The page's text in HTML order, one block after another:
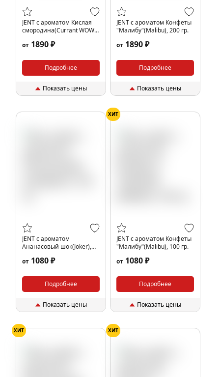
JENT с ароматом Кислая
смородина(Currant WOW),
от 1890 ₽
Подробнее
Показать цены
JENT с ароматом Конфеты
"Малибу"(Malibu), 200 гр.
от 1890 ₽
Подробнее
Показать цены
JENT с ароматом
Ананасовый шок(Joker),
от 1080 ₽
Подробнее
Показать цены
ХИТ
JENT с ароматом Конфеты
"Малибу"(Malibu), 100 гр.
от 1080 ₽
Подробнее
Показать цены
ХИТ ХИТ